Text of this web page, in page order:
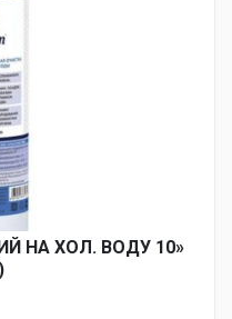
НА ХОЛ. ВОДУ 10»